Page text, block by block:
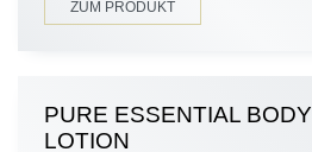
ZUM PRODUKT
PURE ESSENTIAL BODY
LOTION